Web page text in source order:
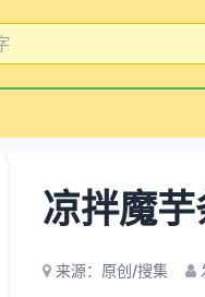
凉拌魔
来源：原创/搜集